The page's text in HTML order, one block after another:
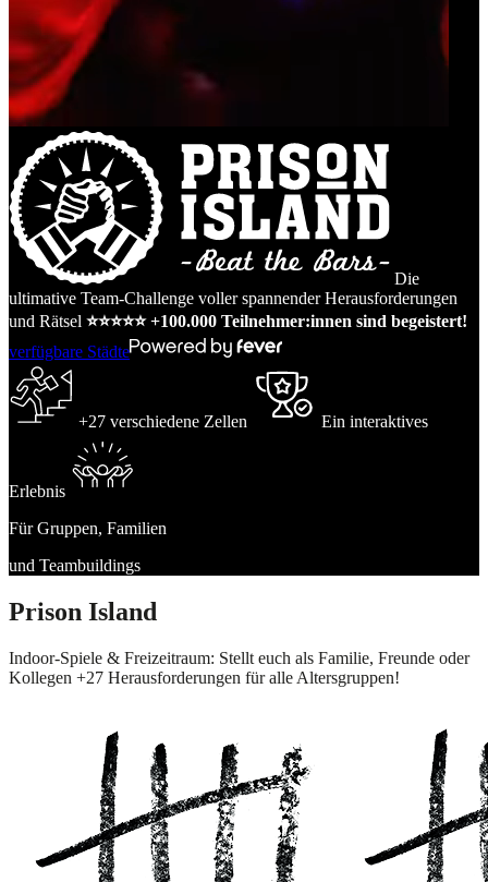
Die
ultimative Team-Challenge voller spannender Herausforderungen
und Rätsel ⭐️⭐️⭐️⭐️⭐️ +100.000 Teilnehmer:innen sind begeistert!
verfügbare Städte
+27 verschiedene Zellen Ein interaktives
Erlebnis
Für Gruppen, Familien
und Teambuildings
Prison Island
Indoor-Spiele & Freizeitraum: Stellt euch als Familie, Freunde oder
Kollegen +27 Herausforderungen für alle Altersgruppen!